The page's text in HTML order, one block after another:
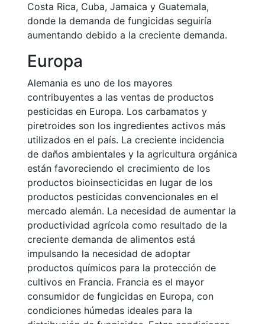
Costa Rica, Cuba, Jamaica y Guatemala,
donde la demanda de fungicidas seguiría
aumentando debido a la creciente demanda.
Europa
Alemania es uno de los mayores
contribuyentes a las ventas de productos
pesticidas en Europa. Los carbamatos y
piretroides son los ingredientes activos más
utilizados en el país. La creciente incidencia
de daños ambientales y la agricultura orgánica
están favoreciendo el crecimiento de los
productos bioinsecticidas en lugar de los
productos pesticidas convencionales en el
mercado alemán. La necesidad de aumentar la
productividad agrícola como resultado de la
creciente demanda de alimentos está
impulsando la necesidad de adoptar
productos químicos para la protección de
cultivos en Francia. Francia es el mayor
consumidor de fungicidas en Europa, con
condiciones húmedas ideales para la